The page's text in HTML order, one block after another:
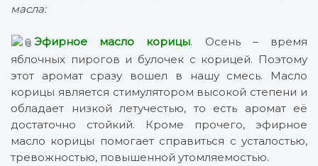
масла:
Эфирное масло корицы. Осень – время
яблочных пирогов и булочек с корицей. Поэтому
этот аромат сразу вошел в нашу смесь. Масло
корицы является стимулятором высокой степени и
обладает низкой летучестью, то есть аромат её
достаточно стойкий. Кроме прочего, эфирное
масло корицы помогает справиться с усталостью,
тревожностью, повышенной утомляемостью.